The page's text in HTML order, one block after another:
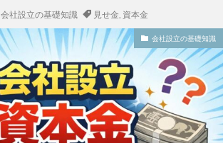
会社設立の基礎知識 見せ金, 資本金
会社設立の基礎知識